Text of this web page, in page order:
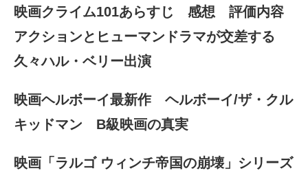
映画クライム101あらすじ 感想 評価内容
アクションとヒューマンドラマが交差する
久々ハル・ベリー出演
映画ヘルボーイ最新作 ヘルボーイ/ザ・クル
キッドマン B級映画の真実
映画「ラルゴ ウィンチ帝国の崩壊」シリーズ